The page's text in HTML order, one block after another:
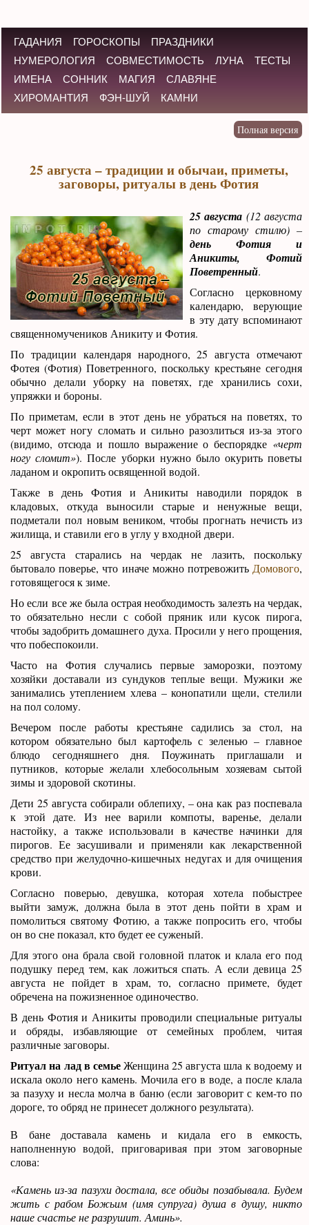
ГАДАНИЯ ГОРОСКОПЫ
ПРАЗДНИКИ
НУМЕРОЛОГИЯ
СОВМЕСТИМОСТЬ ЛУНА
ТЕСТЫ
ИМЕНА
СОННИК МАГИЯ
СЛАВЯНЕ
ХИРОМАНТИЯ
ФЭН-ШУЙ КАМНИ
25 августа – традиции и обычаи, приметы,
заговоры, ритуалы в день Фотия
25 августа (12 августа
по старому стилю) –
день Фотия и
Аникиты, Фотий
Поветренный.
Согласно церковному
календарю, верующие
в эту дату вспоминают
священномучеников Аникиту и Фотия.
По традиции календаря народного, 25 августа отмечают
Фотея (Фотия) Поветренного, поскольку крестьяне сегодня
обычно делали уборку на поветях, где хранились сохи,
упряжки и бороны.
По приметам, если в этот день не убраться на поветях, то
черт может ногу сломать и сильно разозлиться из-за этого
(видимо, отсюда и пошло выражение о беспорядке «черт
ногу сломит»). После уборки нужно было окурить поветы
ладаном и окропить освященной водой.
Также в день Фотия и Аникиты наводили порядок в
кладовых, откуда выносили старые и ненужные вещи,
подметали пол новым веником, чтобы прогнать нечисть из
жилища, и ставили его в углу у входной двери.
25 августа старались на чердак не лазить, поскольку
бытовало поверье, что иначе можно потревожить Домового,
готовящегося к зиме.
Но если все же была острая необходимость залезть на чердак,
то обязательно несли с собой пряник или кусок пирога,
чтобы задобрить домашнего духа. Просили у него прощения,
что побеспокоили.
Часто на Фотия случались первые заморозки, поэтому
хозяйки доставали из сундуков теплые вещи. Мужики же
занимались утеплением хлева – конопатили щели, стелили
на пол солому.
Вечером после работы крестьяне садились за стол, на
котором обязательно был картофель с зеленью – главное
блюдо сегодняшнего дня. Поужинать приглашали и
путников, которые желали хлебосольным хозяевам сытой
зимы и здоровой скотины.
Дети 25 августа собирали облепиху, – она как раз поспевала
к этой дате. Из нее варили компоты, варенье, делали
настойку, а также использовали в качестве начинки для
пирогов. Ее засушивали и применяли как лекарственной
средство при желудочно-кишечных недугах и для очищения
крови.
Согласно поверью, девушка, которая хотела побыстрее
выйти замуж, должна была в этот день пойти в храм и
помолиться святому Фотию, а также попросить его, чтобы
он во сне показал, кто будет ее суженый.
Для этого она брала свой головной платок и клала его под
подушку перед тем, как ложиться спать. А если девица 25
августа не пойдет в храм, то, согласно примете, будет
обречена на пожизненное одиночество.
В день Фотия и Аникиты проводили специальные ритуалы
и обряды, избавляющие от семейных проблем, читая
различные заговоры.
Ритуал на лад в семьеЖенщина 25 августа шла к водоему и
искала около него камень. Мочила его в воде, а после клала
за пазуху и несла молча в баню (если заговорит с кем-то по
дороге, то обряд не принесет должного результата).
В бане доставала камень и кидала его в емкость,
наполненную водой, приговаривая при этом заговорные
слова:
«Камень из-за пазухи достала, все обиды позабывала. Будем
жить с рабом Божьим (имя супруга) душа в душу, никто
наше счастье не разрушит. Аминь».